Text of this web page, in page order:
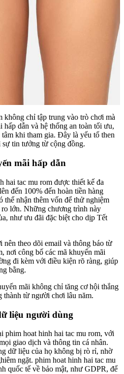
không chỉ tập trung vào trò chơi mà
hấp dẫn và hệ thống an toàn tối ưu,
khi tham gia. Đây là yếu tố then
tin tưởng từ cộng đồng.
mãi hấp dẫn
hai tac mu rom được thiết kế đa
đến 100% đến hoàn tiền hàng
nhận thêm vốn để thử nghiệm
lớn. Những chương trình này
như ưu đãi đặc biệt cho dịp Tết
theo dõi email và thông báo từ
nơi công bố các mã khuyến mãi
đi kèm với điều kiện rõ ràng, giúp
bằng.
mãi không chỉ tăng cơ hội thắng
thành từ người chơi lâu năm.
liệu người dùng
phim hoat hinh hai tac mu rom, với
giao dịch và thông tin cá nhân.
dữ liệu của họ không bị rò rỉ, nhờ
ngặt. phim hoat hinh hai tac mu
quốc tế về bảo mật, như GDPR, để